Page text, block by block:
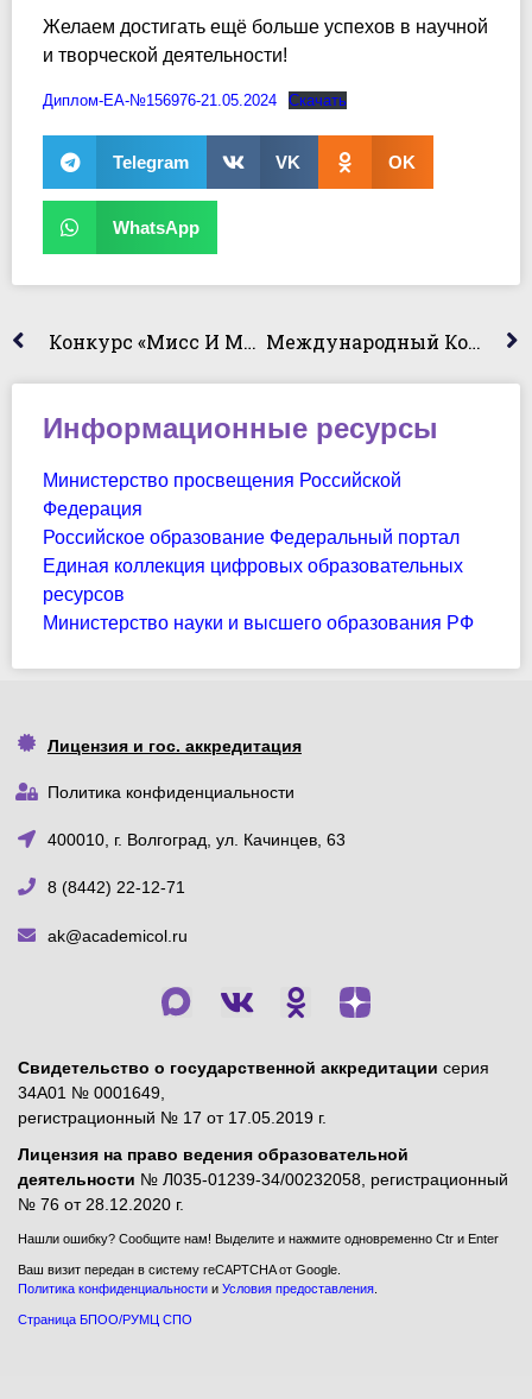
Желаем достигать ещё больше успехов в научной
и творческой деятельности!
Диплом-ЕА-№156976-21.05.2024 Скачать
Telegram VK OK
WhatsApp
Конкурс «Мисс И Мистер Студенчество Волгограда – 2024» Международный Конкурс Научно-Исследовательских Работ Среди Молодых Ученых «Научный Авангард — 2024»
Информационные ресурсы
Министерство просвещения Российской
Федерация
Российское образование Федеральный портал
Единая коллекция цифровых образовательных
ресурсов
Министерство науки и высшего образования РФ
Лицензия и гос. аккредитация
Политика конфиденциальности
400010, г. Волгоград, ул. Качинцев, 63
8 (8442) 22-12-71
ak@academicol.ru
Свидетельство о государственной аккредитации серия
34А01 № 0001649,
регистрационный № 17 от 17.05.2019 г.
Лицензия на право ведения образовательной
деятельности № Л035-01239-34/00232058, регистрационный
№ 76 от 28.12.2020 г.
Нашли ошибку? Сообщите нам! Выделите и нажмите одновременно Ctr и Enter
Ваш визит передан в систему reCAPTCHA от Google.
Политика конфиденциальности и Условия предоставления
Страница БПОО/РУМЦ СПО